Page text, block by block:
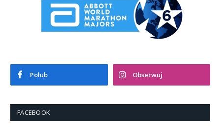
Polub Obserwuj
FACEBOOK